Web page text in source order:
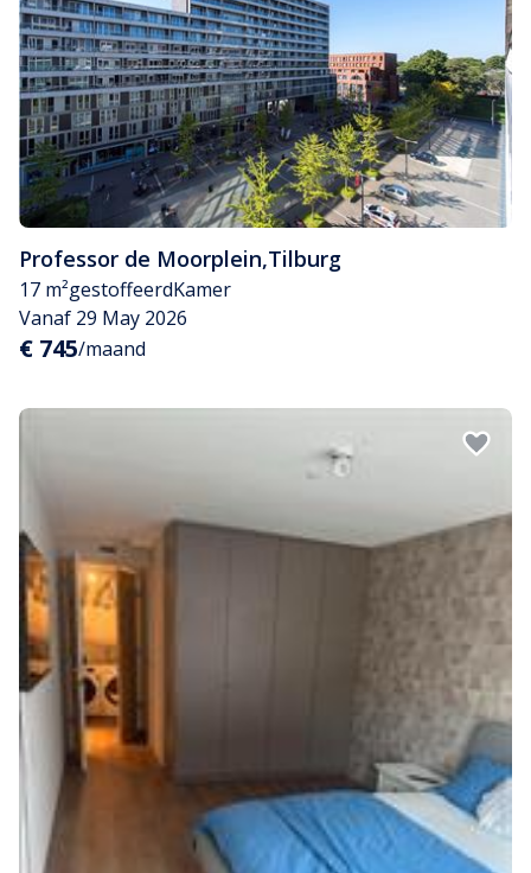
Professor de Moorplein,Tilburg
17 m²gestoffeerdKamer
Vanaf 29 May 2026
€ 745/maand